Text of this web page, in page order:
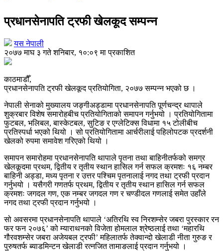
प्रधानसेनापति ट्रफी खेलकूद सम्पन्न
यस नेपाली
२०७७ माघ ३ गते शनिबार, १०:०९ मा प्रकाशित
काठमाडौँ,
प्रधानसेनापति ट्रफी खेलकूद प्रतियोगिता, २०७७ सम्पन्न भएको छ ।
नेपाली सेनाको मुख्यालय जङ्गीअड्डामा प्रधानसेनापति पूर्णचन्द्र थापाले
शुक्रबार विशेष समारोहबीच प्रतियोगिताको समापन गर्नुभयो । प्रतियोगितामा
फुटबल, भलिबल, बास्केटबल, सुटिङ र एग्लेटिक्स विधामा १५ टोलीबीच
प्रतिस्पर्धा भएको थियो । सो प्रतियोगितामा आर्चरीलाई पहिलोपटक प्रदर्शनी
खेलको रुपमा समावेश गरिएको थियो ।
समापन समारोहमा प्रधानसेनापति थापाले पृतना तथा बाहिनीतर्फको समग्र
खेलकूदमा प्रथम, द्वितीय र तृतीय स्थान हासिल गर्न सफल क्रमशः १६ नम्बर
बाहिनी अड्डा, मध्य पृतना र उत्तर पश्चिम पृतनालाई नगद तथा ट्रफी प्रदान
गर्नुभयो । यसैगरी गणतर्फ प्रथम, द्वितीय र तृतीय स्थान हासिल गर्न सफल
क्रमशः जगदल गण, एक नम्बर जगदल गण र चण्डीदल गणलाई समेत उहाँले
नगद तथा ट्रफी प्रदान गर्नुभयो ।
सो अवसरमा प्रधानसेनापति थापाले ‘अतिरथि स्व निरशम्सेर जबरा पुरस्कार रन
फर फन २०७६’ को म्याराथनको विजेता होमलाल श्रेष्ठलाई तथा ‘महारथि
गौरवशम्सेर जबरा अजेयबल ट्रफी’ महिलातर्फ तेक्वान्दो खेलाडी नीता गुरुङ र
पुरुषतर्फ ब्याडमिन्टन खेलाडी रत्नजित तामाङलाई प्रदान गर्नुभयो ।